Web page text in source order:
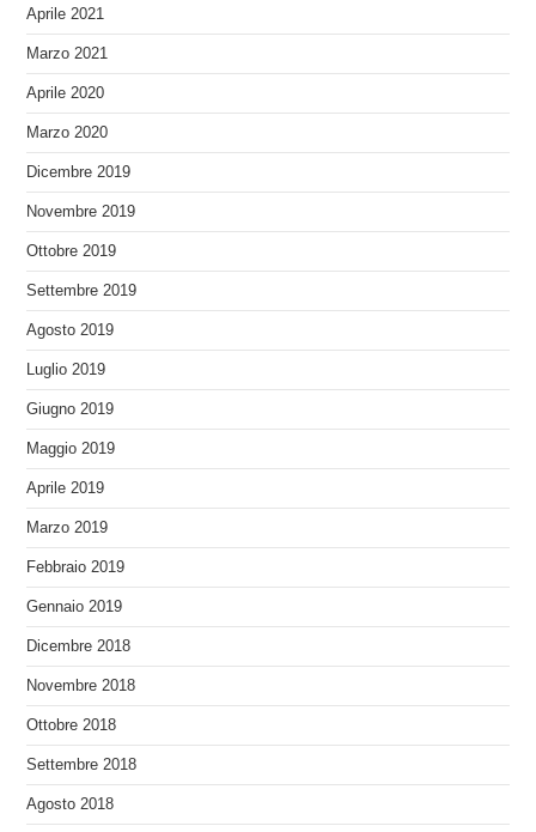
Aprile 2021
Marzo 2021
Aprile 2020
Marzo 2020
Dicembre 2019
Novembre 2019
Ottobre 2019
Settembre 2019
Agosto 2019
Luglio 2019
Giugno 2019
Maggio 2019
Aprile 2019
Marzo 2019
Febbraio 2019
Gennaio 2019
Dicembre 2018
Novembre 2018
Ottobre 2018
Settembre 2018
Agosto 2018